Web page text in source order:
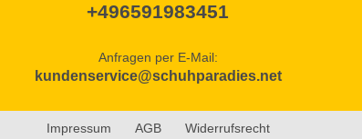
+496591983451
Anfragen per E-Mail:
kundenservice@schuhparadies.net
Impressum AGB Widerrufsrecht